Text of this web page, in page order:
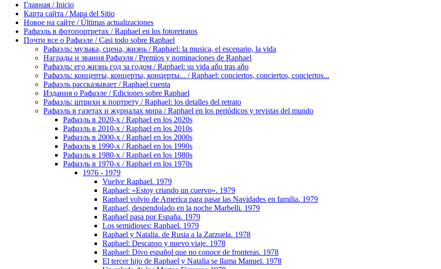
Главная / Inicio
Карта сайта / Mapa del Sitio
Новое на сайте / Últimas actualizaciones
Рафаэль в фотопортретах / Raphael en los fotoretratos
Почти все о Рафаэле / Casi todo sobre Raphael
Рафаэль: музыка, сцена, жизнь / Raphael: la musica, el escenario, la vida
Награды и звания Рафаэля / Premios y nominaciones de Raphael
Рафаэль: его жизнь год за годом / Raphael: su vida aňo tras aňo
Рафаэль: концерты, концерты, концерты... / Raphael: conciertos, сonciertos, сonciertos...
Рафаэль рассказывает / Raphael cuenta
Издания о Рафаэле / Ediciones sobre Raphael
Рафаэль: штрихи к портрету / Raphael: los detalles del retrato
Рафаэль в газетах и журналах мира / Raphael en los periódicos y revistas del mundo
Рафаэль в 2020-х / Raphael en los 2020s
Рафаэль в 2010-х / Raphael en los 2010s
Рафаэль в 2000-х / Raphael en los 2000s
Рафаэль в 1990-х / Raphael en los 1990s
Рафаэль в 1980-х / Raphael en los 1980s
Рафаэль в 1970-х / Raphael en los 1970s
1976 - 1979
Vuelve Raphael. 1979
Raphael: «Estoy criando un cuervo». 1979
Raphael volvio de America para pasar las Navidades en familia. 1979
Raphael, despendolado en la noche Marbelli. 1979
Raphael pasa por España. 1979
Los semidioses: Raphael. 1979
Raphael y Natalia. de Rusia a la Zarzuela. 1978
Raphael: Descanso y nuevo viaje. 1978
Raphael: Divo español que no conoce de fronteras. 1978
El tercer hijo de Raphael y Natalia se llama Manuel. 1978